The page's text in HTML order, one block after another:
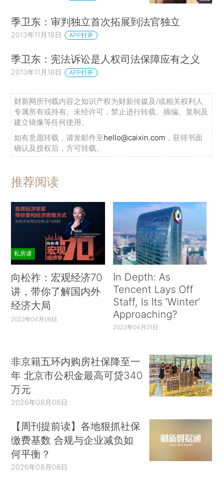
季卫东：审判独立首次拓展到法官独立
2013年11月18日 APP打开
季卫东：宪法诉讼是人权司法保障应有之义
2013年11月18日 APP打开
财新网所刊载内容之知识产权为财新传媒及/或相关权利人
专属所有或持有。未经许可，禁止进行转载、摘编、复制及
建立镜像等任何使用。
如有意愿转载，请发邮件至hello@caixin.com ，获得书面
确认及授权后，方可转载。
推荐阅读
私房课
向松祚：宏观经济70
讲，带你了解国内外
经济大局
2022年04月06日
In Depth: As
Tencent Lays Off
Staff, Is Its ‘Winter’
Approaching?
2022年04月01日
非京籍五环内购房社保降至一
年 北京市公积金最高可贷340
万元
2026年08月08日
【周刊提前读】各地狠抓社保
缴费基数 合规与企业减负如
何平衡？
2026年08月08日